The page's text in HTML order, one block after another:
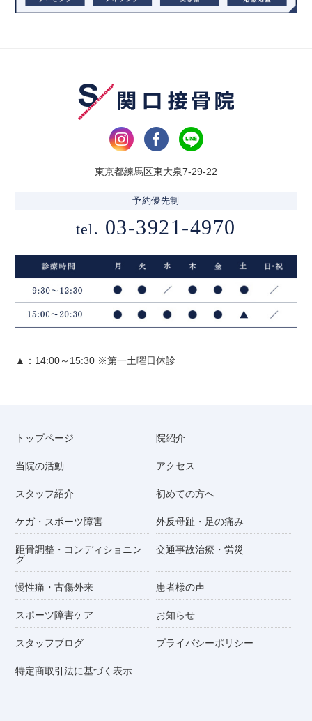
東京都練馬区東大泉7-29-22
tel. 03-3921-4970
予約優先制
▲：14:00～15:30 ※第一土曜日休診
トップページ 院紹介
当院の活動 アクセス
スタッフ紹介 初めての方へ
ケガ・スポーツ障害 外反母趾・足の痛み
距骨調整・コンディショニン
グ
交通事故治療・労災
慢性痛・古傷外来 患者様の声
スポーツ障害ケア お知らせ
スタッフブログ プライバシーポリシー
特定商取引法に基づく表示